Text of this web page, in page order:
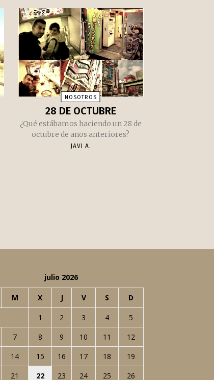
NOSOTROS
28 DE OCTUBRE
¿Qué estábamos haciendo un 28 de
octubre de años anteriores?
JAVI A.
julio 2026
M X J V S D
1 2 3 4
5
7 8 9 10 11
12
14 15 16 17 18
19
21 22 23 24 25 26